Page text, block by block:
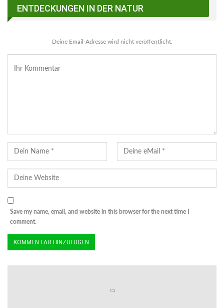
ENTDECKUNGEN IN DER NATUR
Deine Email-Adresse wird nicht veröffentlicht.
Save my name, email, and website in this browser for the next time I
comment.